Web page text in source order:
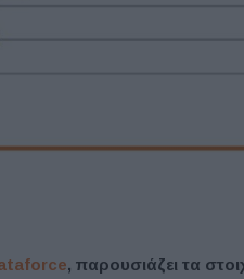
, παρουσιάζει τα